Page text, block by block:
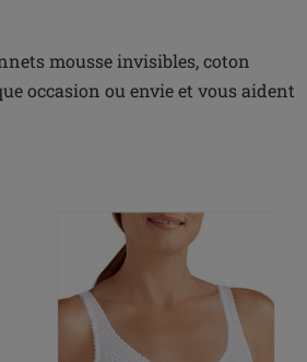
mousse invisibles, coton
occasion ou envie et vous aident